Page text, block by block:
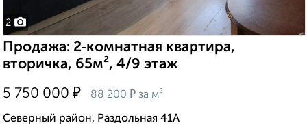
2
Продажа: 2‑комнатная квартира,
вторичка, 65м², 4/9 этаж
5 750 000 ₽ 88 200 ₽ за м²
Северный район, Раздольная 41А